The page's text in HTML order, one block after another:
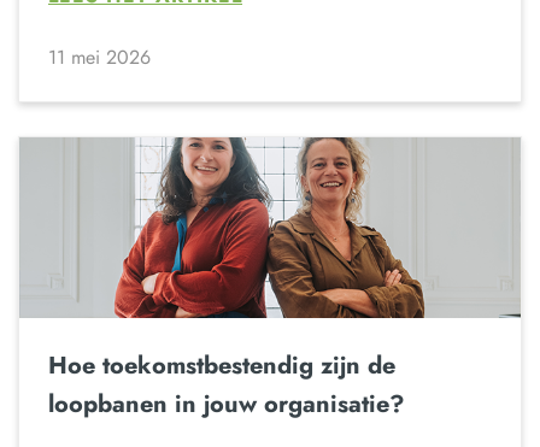
11 mei 2026
Hoe toekomstbestendig zijn de
loopbanen in jouw organisatie?